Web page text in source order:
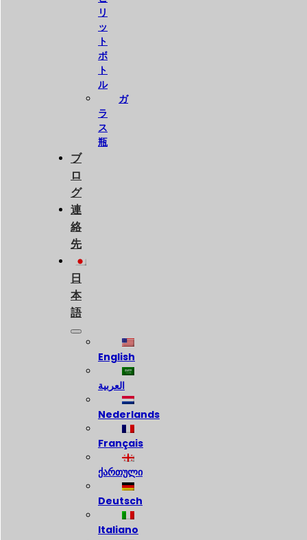
リ
ッ
ト
ボ
ト
ル
ガ
ラ
ス
瓶
ブ
ロ
グ
連
絡
先
日
本
語
English
العربية
Nederlands
Français
ქართული
Deutsch
Italiano